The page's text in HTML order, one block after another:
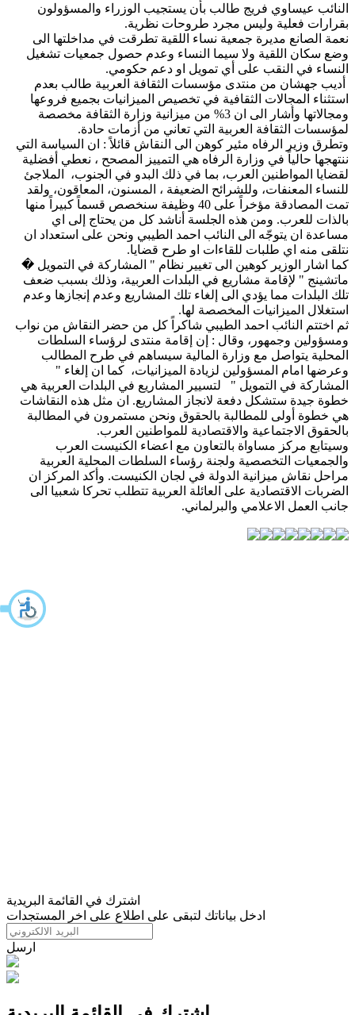
النائب عيساوي فريج طالب بأن يستجيب الوزراء والمسؤولون
بقرارات فعلية وليس مجرد طروحات نظرية.
نعمة الصانع مديرة جمعية نساء اللقية تطرقت في مداخلتها الى
وضع سكان اللقية ولا سيما النساء وعدم حصول جمعيات تشغيل
النساء في النقب على أي تمويل او دعم حكومي.
أديب جهشان من منتدى مؤسسات الثقافة العربية طالب بعدم
استثناء المجالات الثقافية في تخصيص الميزانيات بجميع فروعها
ومجالاتها وأشار الى ان 3% من ميزانية وزارة الثقافة مخصصة
لمؤسسات الثقافة العربية التي تعاني من أزمات حادة.
وتطرق وزير الرفاه مئير كوهن الى النقاش قائلاً : ان السياسة التي
ننتهجها حالياً في وزارة الرفاه هي التمييز المصحح ، نعطي أفضلية
لقضايا المواطنين العرب، بما في ذلك البدو في الجنوب، الملاجئ
للنساء المعنفات، وللشرائح الضعيفة ، المسنون، المعاقون، ولقد
تمت المصادقة مؤخراً على 40 وظيفة سنخصص قسماً كبيراً منها
بالذات للعرب. ومن هذه الجلسة أناشد كل من يحتاج إلى اي
مساعدة ان يتوجّه الى النائب احمد الطيبي ونحن على استعداد ان
نتلقى منه اي طلبات للقاءات او طرح قضايا.
كما اشار الوزير كوهين الى تغيير نظام " المشاركة في التمويل �
ماتشينج " لإقامة مشاريع في البلدات العربية، وذلك بسبب ضعف
تلك البلدات مما يؤدي الى إلغاء تلك المشاريع وعدم إنجازها وعدم
استغلال الميزانيات المخصصة لها.
ثم اختتم النائب احمد الطيبي شاكراً كل من حضر النقاش من نواب
ومسؤولين وجمهور، وقال : إن إقامة منتدى لرؤساء السلطات
المحلية يتواصل مع وزارة المالية سيساهم في طرح المطالب
وعرضها امام المسؤولين لزيادة الميزانيات، كما ان إلغاء "
المشاركة في التمويل " لتسيير المشاريع في البلدات العربية هي
خطوة جيدة ستشكل دفعة لانجاز المشاريع. ان مثل هذه النقاشات
هي خطوة أولى للمطالبة بالحقوق ونحن مستمرون في المطالبة
بالحقوق الاجتماعية والاقتصادية للمواطنين العرب.
وسيتابع مركز مساواة بالتعاون مع اعضاء الكنيست العرب
والجمعيات التخصصية ولجنة رؤساء السلطات المحلية العربية
مراحل نقاش ميزانية الدولة في لجان الكنيست. وأكد المركز ان
الضربات الاقتصادية على العائلة العربية تتطلب تحركا شعبيا الى
جانب العمل الاعلامي والبرلماني.
اشترك في القائمة البريدية
ادخل بياناتك لتبقى على اطلاع على اخر المستجدات
ارسل